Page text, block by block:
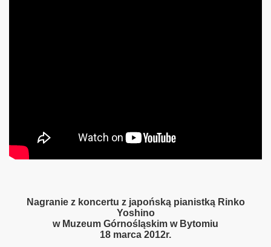
Nagranie z koncertu z japońską pianistką Rinko
Yoshino
w Muzeum Górnośląskim w Bytomiu
18 marca 2012r.